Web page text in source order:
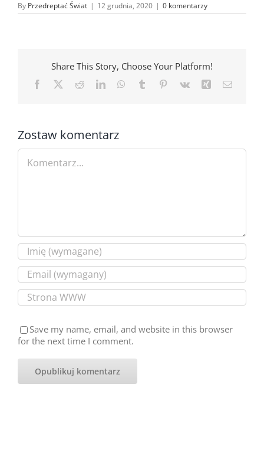
By Przedreptać Świat | 12 grudnia, 2020 | 0 komentarzy
Share This Story, Choose Your Platform!
Facebook RedditLinkedInWhatsApp
Tumblr Pinterest
Vk Xing Email
Zostaw komentarz
Comment
Save my name, email, and website in this browser
for the next time I comment.